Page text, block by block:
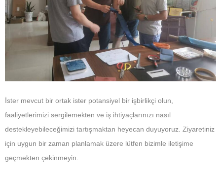
İster mevcut bir ortak ister potansiyel bir işbirlikçi olun,
faaliyetlerimizi sergilemekten ve iş ihtiyaçlarınızı nasıl
destekleyebileceğimizi tartışmaktan heyecan duyuyoruz. Ziyaretiniz
için uygun bir zaman planlamak üzere lütfen bizimle iletişime
geçmekten çekinmeyin.